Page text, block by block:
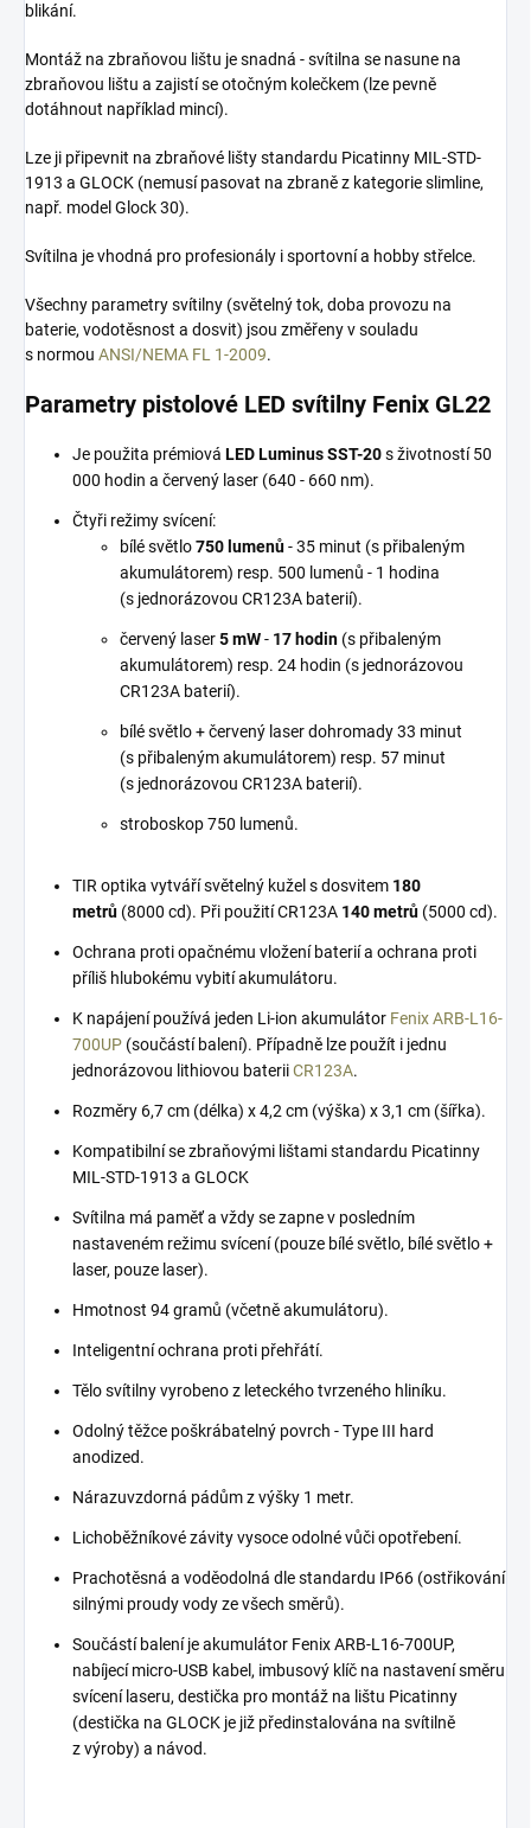
blikání.
Montáž na zbraňovou lištu je snadná - svítilna se nasune na
zbraňovou lištu a zajistí se otočným kolečkem (lze pevně
dotáhnout například mincí).
Lze ji připevnit na zbraňové lišty standardu Picatinny MIL-STD-
1913 a GLOCK (nemusí pasovat na zbraně z kategorie slimline,
např. model Glock 30).
Svítilna je vhodná pro profesionály i sportovní a hobby střelce.
Všechny parametry svítilny (světelný tok, doba provozu na
baterie, vodotěsnost a dosvit) jsou změřeny v souladu
s normou ANSI/NEMA FL 1-2009.
Parametry pistolové LED svítilny Fenix GL22
Je použita prémiová LED Luminus SST-20s životností 50
000 hodin a červený laser (640 - 660 nm).
Čtyři režimy svícení:
bílé světlo750 lumenů- 35 minut (s přibaleným
akumulátorem) resp. 500 lumenů - 1 hodina
(s jednorázovou CR123A baterií).
červený laser5 mW- 17 hodin (s přibaleným
akumulátorem) resp. 24 hodin (s jednorázovou
CR123A baterií).
bílé světlo + červený laser dohromady 33 minut
(s přibaleným akumulátorem) resp. 57 minut
(s jednorázovou CR123A baterií).
stroboskop 750 lumenů.
TIR optika vytváří světelný kužel s dosvitem 180
metrů (8000 cd). Při použití CR123A 140 metrů (5000 cd).
Ochrana proti opačnému vložení baterií a ochrana proti
příliš hlubokému vybití akumulátoru.
K napájení používá jeden Li-ion akumulátor Fenix ARB-L16-
700UP (součástí balení). Případně lze použít i jednu
jednorázovou lithiovou bateriiCR123A.
Rozměry 6,7 cm (délka) x 4,2 cm (výška) x 3,1 cm (šířka).
Kompatibilní se zbraňovými lištami standardu Picatinny
MIL-STD-1913 a GLOCK
Svítilna má paměť a vždy se zapne v posledním
nastaveném režimu svícení (pouze bílé světlo, bílé světlo +
laser, pouze laser).
Hmotnost 94 gramů (včetně akumulátoru).
Inteligentní ochrana proti přehřátí.
Tělo svítilny vyrobeno z leteckého tvrzeného hliníku.
Odolný těžce poškrábatelný povrch - Type III hard
anodized.
Nárazuvzdorná pádům z výšky 1 metr.
Lichoběžníkové závity vysoce odolné vůči opotřebení.
Prachotěsná a voděodolná dle standardu IP66 (ostřikování
silnými proudy vody ze všech směrů).
Součástí balení je akumulátor Fenix ARB-L16-700UP,
nabíjecí micro-USB kabel, imbusový klíč na nastavení směru
svícení laseru, destička pro montáž na lištu Picatinny
(destička na GLOCK je již předinstalována na svítilně
z výroby) a návod.